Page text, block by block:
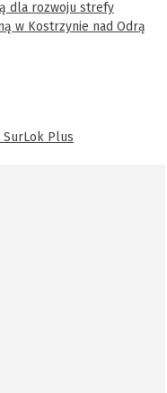
dla rozwoju strefy
w Kostrzynie nad Odrą
SurLok Plus